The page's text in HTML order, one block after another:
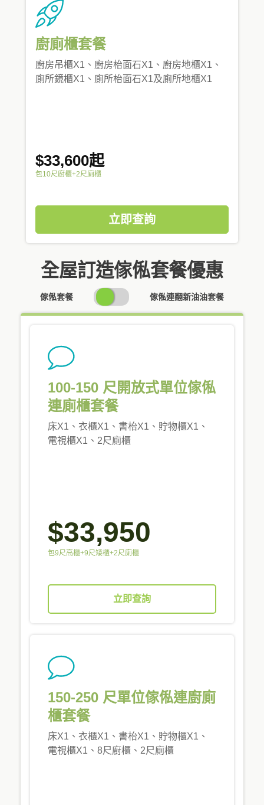
廚廁櫃套餐
廚房吊櫃X1、廚房枱面石X1、廚房地櫃X1、
廁所鏡櫃X1、廁所枱面石X1及廁所地櫃X1
$33,600起
包10尺廚櫃+2尺廁櫃
立即查詢
全屋訂造傢俬套餐優惠
傢俬套餐
SWITCH
PRICING
傢俬連翻新油油套餐
100-150 尺開放式單位傢俬
連廁櫃套餐
床X1、衣櫃X1、書枱X1、貯物櫃X1、
電視櫃X1、2尺廁櫃
$33,950
包9尺高櫃+9尺矮櫃+2尺廁櫃
立即查詢
150-250 尺單位傢俬連廚廁
櫃套餐
床X1、衣櫃X1、書枱X1、貯物櫃X1、
電視櫃X1、8尺廚櫃、2尺廁櫃